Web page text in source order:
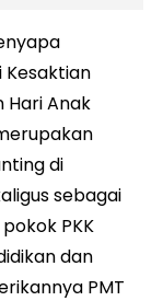
Hari Anak
di
sebagai
PKK
dan
PMT